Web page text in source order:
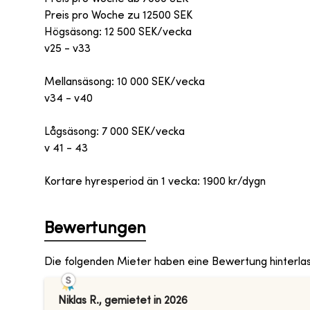
Preis pro Woche zu 12500 SEK
Högsäsong: 12 500 SEK/vecka
v25 - v33
Mellansäsong: 10 000 SEK/vecka
v34 - v40
Lågsäsong: 7 000 SEK/vecka
v 41 - 43
Kortare hyresperiod än 1 vecka: 1900 kr/dygn
Bewertungen
Die folgenden Mieter haben eine Bewertung
Niklas R., gemietet in 2026